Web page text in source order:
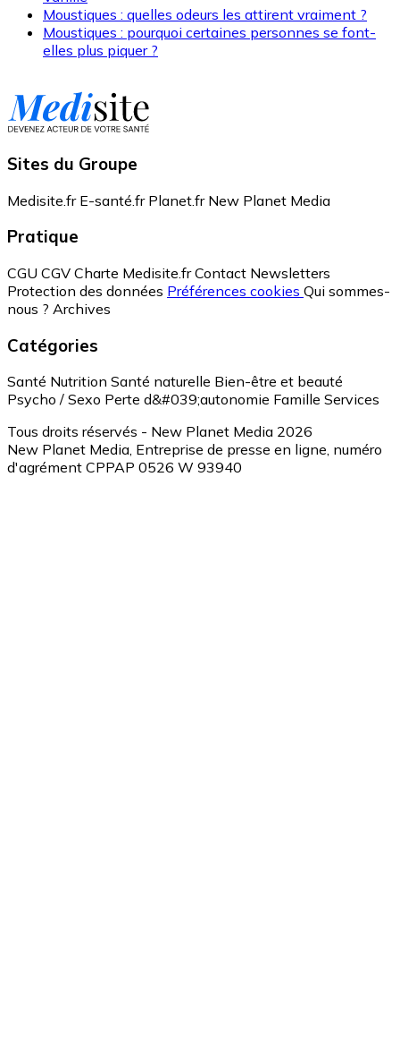
Moustiques : quelles odeurs les attirent vraiment ?
Moustiques : pourquoi certaines personnes se font-
elles plus piquer ?
Sites du Groupe
Medisite.fr E-santé.fr Planet.fr New Planet Media
Pratique
CGU CGV Charte Medisite.fr Contact Newsletters
Protection des données Préférences cookies Qui sommes-
nous ? Archives
Catégories
Santé Nutrition Santé naturelle Bien-être et beauté
Psycho / Sexo Perte d&#039;autonomie Famille Services
Tous droits réservés - New Planet Media 2026
New Planet Media, Entreprise de presse en ligne, numéro
d'agrément CPPAP 0526 W 93940